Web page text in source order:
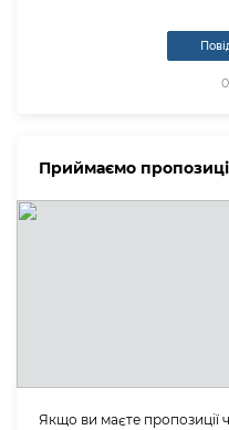
Приймаємо
Якщо ви маєте пропозиції